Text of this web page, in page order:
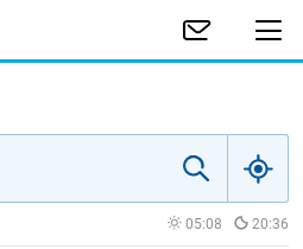
05:08 20:36